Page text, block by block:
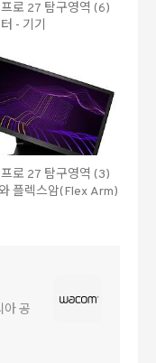
로 27 탐구영역 (6)
- 기기
로 27 탐구영역 (3)
플렉스암(Flex Arm)
공